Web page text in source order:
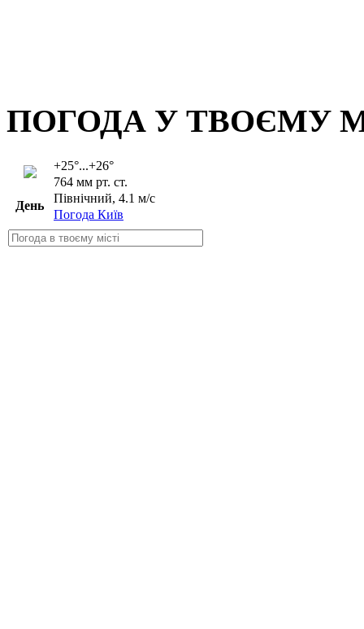
ПОГОДА У ТВОЄМУ
+25°...+26°
764 мм рт. ст.
Північний, 4.1 м/с
Погода Київ
День